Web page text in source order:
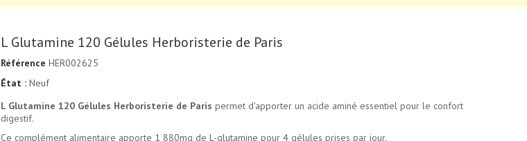
L Glutamine 120 Gélules Herboristerie de Paris
Référence HER002625
État : Neuf
L Glutamine 120 Gélules Herboristerie de Paris permet d'apporter un acide aminé essentiel pour le confort
digestif.
Ce complément alimentaire apporte 1 880mg de L-glutamine pour 4 gélules prises par jour.